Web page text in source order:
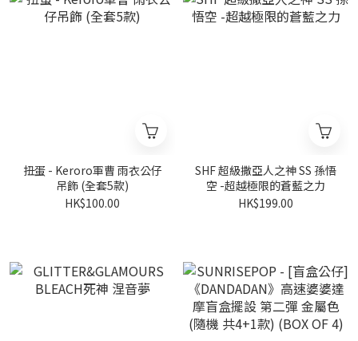
扭蛋 - Keroro軍曹 雨衣公仔
吊飾 (全套5款)
HK$100.00
SHF 超級撒亞人之神 SS 孫悟
空 -超越極限的蒼藍之力
HK$199.00